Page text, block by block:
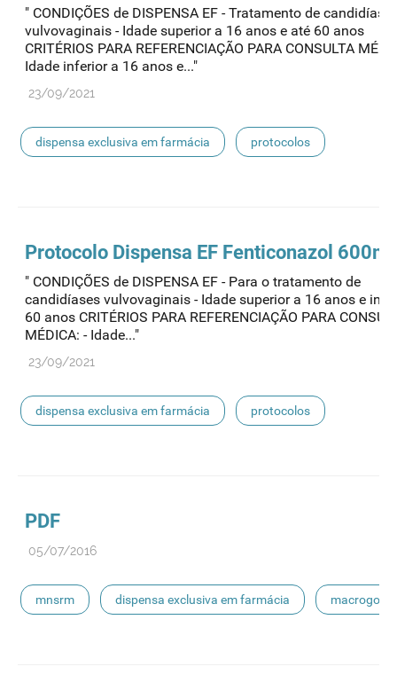
" CONDIÇÕES de DISPENSA EF - Tratamento de
vulvovaginais - Idade superior a 16 anos e até 60 anos
CRITÉRIOS PARA REFERENCIAÇÃO PARA CONSULTA
Idade inferior a 16 anos e..."
23/09/2021
dispensa exclusiva em farmácia protocolos
Protocolo Dispensa EF Fenticonazol
" CONDIÇÕES de DISPENSA EF - Para o tratamento de
candidíases vulvovaginais - Idade superior a 16 anos e
60 anos CRITÉRIOS PARA REFERENCIAÇÃO PARA
MÉDICA: - Idade..."
23/09/2021
dispensa exclusiva em farmácia protocolos
PDF
05/07/2016
mnsrm dispensa exclusiva em farmácia macrogol